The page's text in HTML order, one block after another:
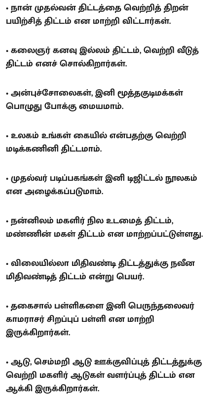
• நான் முதல்வன் திட்டத்தை வெற்றித் திறன்
பயிற்சித் திட்டம் என மாற்றி விட்டார்கள்.
• கலைஞர் கனவு இல்லம் திட்டம், வெற்றி வீடுத்
திட்டம் எனச் சொல்கிறார்கள்.
• அன்புச்சோலைகள், இனி மூத்தகுடிமக்கள்
பொழுது போக்கு மையமாம்.
• உலகம் உங்கள் கையில் என்பதற்கு வெற்றி
மடிக்கணினி திட்டமாம்.
• முதல்வர் படிப்பகங்கள் இனி டிஜிட்டல் நூலகம்
என அழைக்கப்படுமாம்.
• நன்னிலம் மகளிர் நில உடமைத் திட்டம்,
மண்ணின் மகள் திட்டம் என மாற்றப்பட்டுள்ளது.
• விலையில்லா மிதிவண்டி திட்டத்துக்கு நவீன
மிதிவண்டித் திட்டம் என்று பெயர்.
• தகைசால் பள்ளிகளை இனி பெருந்தலைவர்
காமராசர் சிறப்புப் பள்ளி என மாற்றி
இருக்கிறார்கள்.
• ஆடு, செம்மறி ஆடு ஊக்குவிப்புத் திட்டத்துக்கு
வெற்றி மகளிர் ஆடுகள் வளர்ப்புத் திட்டம் என
ஆக்கி இருக்கிறார்கள்.